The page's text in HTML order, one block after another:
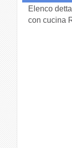
Elenco
con cucina